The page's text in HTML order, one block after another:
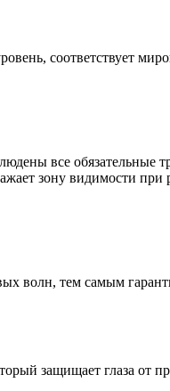
соответствует
все обязательные
зону видимости
волн, тем самым
защищает глаза от